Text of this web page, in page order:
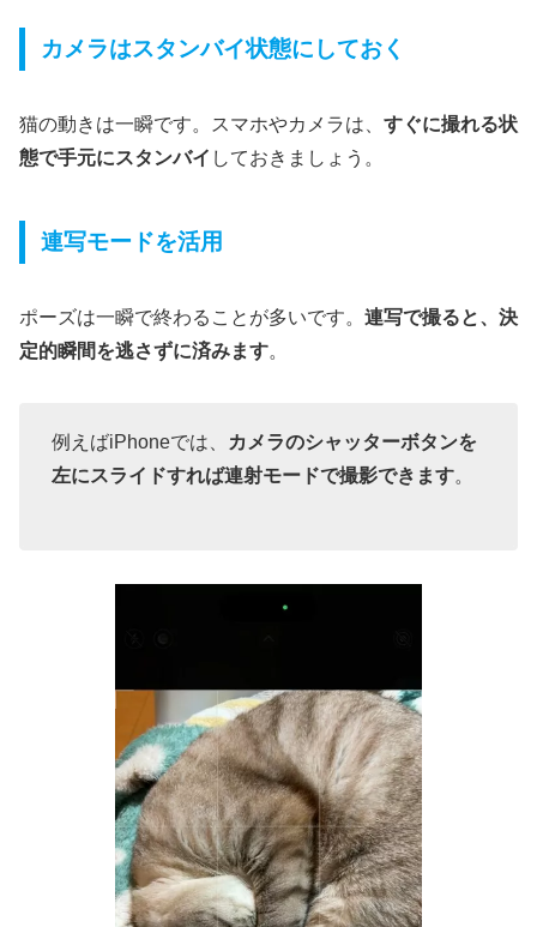
カメラはスタンバイ状態にしておく
猫の動きは一瞬です。スマホやカメラは、 すぐに撮れる状
態で手元にスタンバイ しておきましょう。
連写モードを活用
ポーズは一瞬で終わることが多いです。 連写で撮ると、決
定的瞬間を逃さずに済みます。
例えばiPhoneでは、
カメラのシャッターボタンを
左にスライドすれば連射モードで撮影できます。